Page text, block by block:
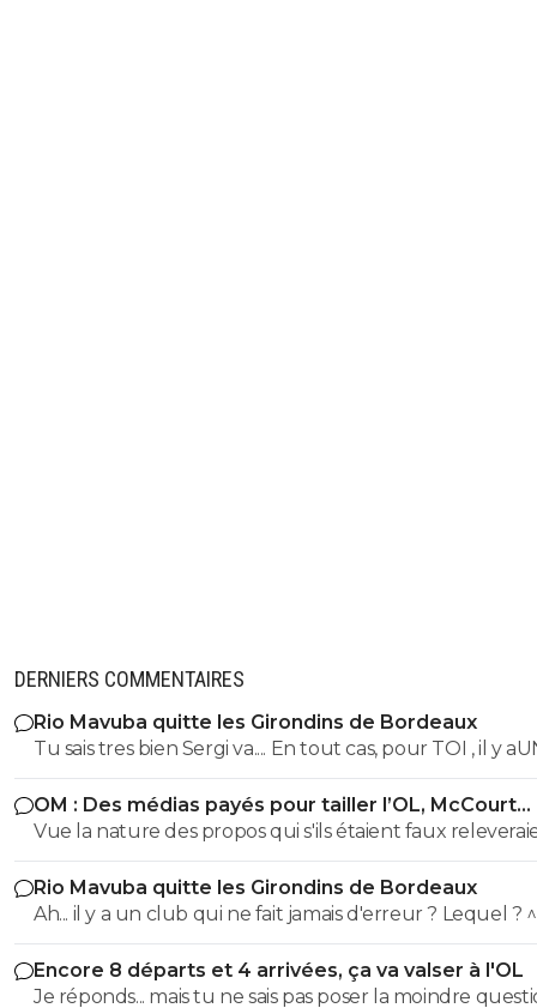
DERNIERS COMMENTAIRES
Rio Mavuba quitte les Girondins de Bordeaux
Tu sais tres bien Sergi va.... En tout cas, pour TOI , il y
SEUL CLUB qui est parfait... Et qui QUOI QU IL ARRIVE
sera JMAIS critiqué par toi..... Tu te rends compte que
seul a defendre mordicus le mec qui a faillit couler
mon pauvre vieux fou... tu t'en rends compte au
OM : Des médias payés pour tailler l’OL, McCourt
accusé
Vue la nature des propos qui s'ils étaient faux
la diffamation, je penses que c'est bien documenté et
Rio Mavuba quitte les Girondins de Bordeaux
Ah... il y a un club qui ne fait jamais d'erreur ? Lequel ?
Encore 8 départs et 4 arrivées, ça va valser à l'OL
Je réponds... mais tu ne sais pas poser la moindre